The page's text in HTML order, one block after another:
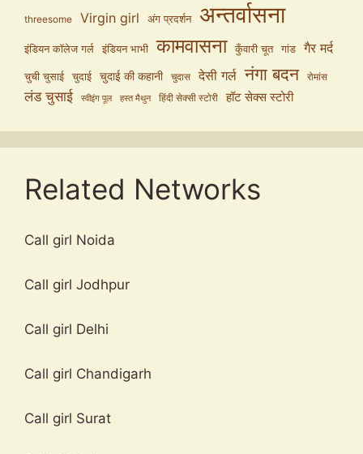
threesome Virgin girl अंग प्रदर्शन अन्तर्वासना
इंडियन कॉलेज गर्ल इंडियन भाभी कामवासना कुँवारी चूत गांड गैर मर्द
चुची चुसाई चुदाई चुदाई की कहानी चुदास देसी गर्ल नंगा बदन रोमांस
लंड चुसाई स्वीइंग पूल हस्त मैथुन हिंदी सेक्सी स्टोरी हॉट सेक्स स्टोरी
Related Networks
Call girl Noida
Call girl Jodhpur
Call girl Delhi
Call girl Chandigarh
Call girl Surat